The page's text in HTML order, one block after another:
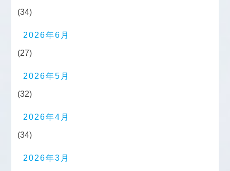
(34)
2026年6月
(27)
2026年5月
(32)
2026年4月
(34)
2026年3月